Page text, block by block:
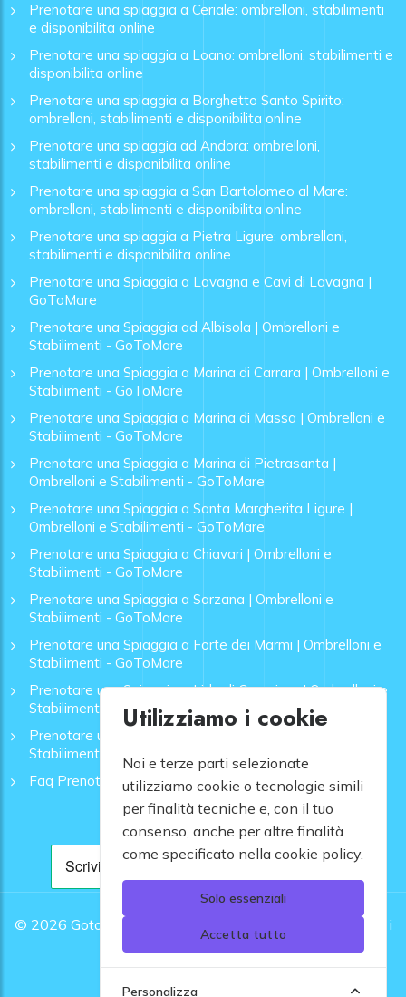
Prenotare una spiaggia a Ceriale: ombrelloni, stabilimenti
e disponibilita online
Prenotare una spiaggia a Loano: ombrelloni, stabilimenti e
disponibilita online
Prenotare una spiaggia a Borghetto Santo Spirito:
ombrelloni, stabilimenti e disponibilita online
Prenotare una spiaggia ad Andora: ombrelloni,
stabilimenti e disponibilita online
Prenotare una spiaggia a San Bartolomeo al Mare:
ombrelloni, stabilimenti e disponibilita online
Prenotare una spiaggia a Pietra Ligure: ombrelloni,
stabilimenti e disponibilita online
Prenotare una Spiaggia a Lavagna e Cavi di Lavagna |
GoToMare
Prenotare una Spiaggia ad Albisola | Ombrelloni e
Stabilimenti - GoToMare
Prenotare una Spiaggia a Marina di Carrara | Ombrelloni e
Stabilimenti - GoToMare
Prenotare una Spiaggia a Marina di Massa | Ombrelloni e
Stabilimenti - GoToMare
Prenotare una Spiaggia a Marina di Pietrasanta |
Ombrelloni e Stabilimenti - GoToMare
Prenotare una Spiaggia a Santa Margherita Ligure |
Ombrelloni e Stabilimenti - GoToMare
Prenotare una Spiaggia a Chiavari | Ombrelloni e
Stabilimenti - GoToMare
Prenotare una Spiaggia a Sarzana | Ombrelloni e
Stabilimenti - GoToMare
Prenotare una Spiaggia a Forte dei Marmi | Ombrelloni e
Stabilimenti - GoToMare
Prenotare una Spiaggia a Lido di Camaiore | Ombrelloni e
Stabilimenti - GoToMare
Prenotare una Spiaggia a Rapallo | Ombrelloni e
Stabilimenti - GoToMare
Faq Prenotazione Spiagge
© 2026 Gotomare srl - Partita IVA 12948810960 .
Tutti i
diritti riservati.
Utilizziamo i cookie
Noi e terze parti selezionate
utilizziamo cookie o tecnologie simili
per finalità tecniche e, con il tuo
consenso, anche per altre finalità
come specificato nella cookie policy.
Solo essenziali
Accetta tutto
Personalizza